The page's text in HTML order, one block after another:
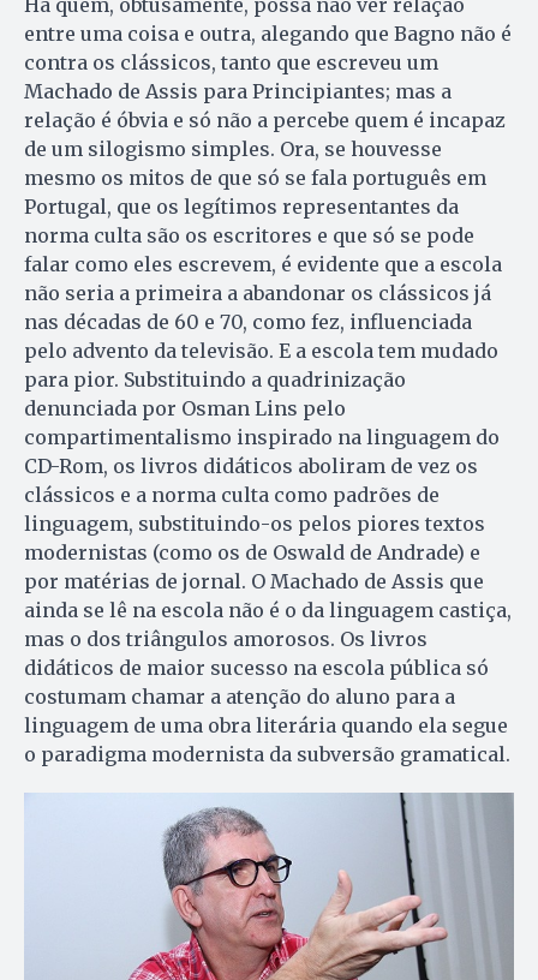
entre uma coisa e outra, alegando que Bagno não é
contra os clássicos, tanto que escreveu um
Machado de Assis para Principiantes; mas a
relação é óbvia e só não a percebe quem é incapaz
de um silogismo simples. Ora, se houvesse
mesmo os mitos de que só se fala português em
Portugal, que os legítimos representantes da
norma culta são os escritores e que só se pode
falar como eles escrevem, é evidente que a escola
não seria a primeira a abandonar os clássicos já
nas décadas de 60 e 70, como fez, influenciada
pelo advento da televisão. E a escola tem mudado
para pior. Substituindo a quadrinização
denunciada por Osman Lins pelo
compartimentalismo inspirado na linguagem do
CD-Rom, os livros didáticos aboliram de vez os
clássicos e a norma culta como padrões de
linguagem, substituindo-os pelos piores textos
modernistas (como os de Oswald de Andrade) e
por matérias de jornal. O Machado de Assis que
ainda se lê na escola não é o da linguagem castiça,
mas o dos triângulos amorosos. Os livros
didáticos de maior sucesso na escola pública só
costumam chamar a atenção do aluno para a
linguagem de uma obra literária quando ela segue
o paradigma modernista da subversão gramatical.